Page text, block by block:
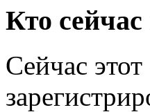
Кто
Сейчас